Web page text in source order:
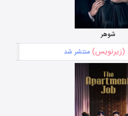
شوهر
منتشر شد